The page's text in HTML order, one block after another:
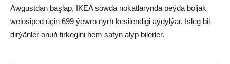
Aw­gust­dan baş­lap, IKEA söw­da no­kat­la­ryn­da peý­da bol­jak
we­lo­si­ped üçin 699 ýew­ro nyrh ke­si­len­di­gi aý­dyl­ýar. Is­leg bil­
dir­ýän­ler onuň tirkegini hem sa­tyn alyp bi­ler­ler.